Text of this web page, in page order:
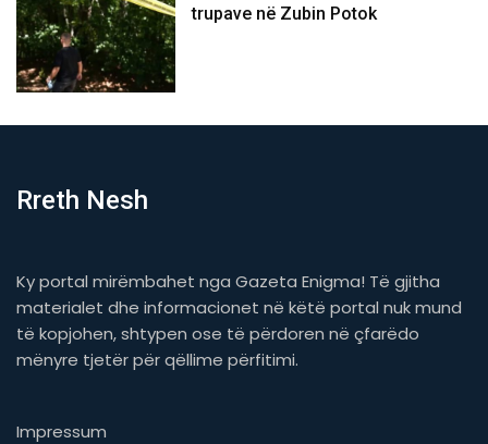
trupave në Zubin Potok
Rreth Nesh
Ky portal mirëmbahet nga Gazeta Enigma! Të gjitha
materialet dhe informacionet në këtë portal nuk mund
të kopjohen, shtypen ose të përdoren në çfarëdo
mënyre tjetër për qëllime përfitimi.
Impressum